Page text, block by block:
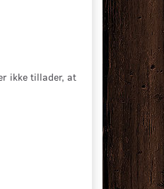
ikke tillader, at